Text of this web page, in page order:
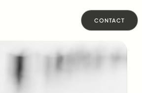
CONTACT